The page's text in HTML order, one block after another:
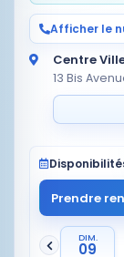
Afficher le
Centre
13 Bis
Prendre
DIM.
09